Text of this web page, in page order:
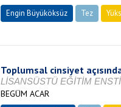
Engin Büyüköksüz Tez
Toplumsal cinsiyet
LİSANSÜSTÜ EĞİTİM
BEGÜM ACAR